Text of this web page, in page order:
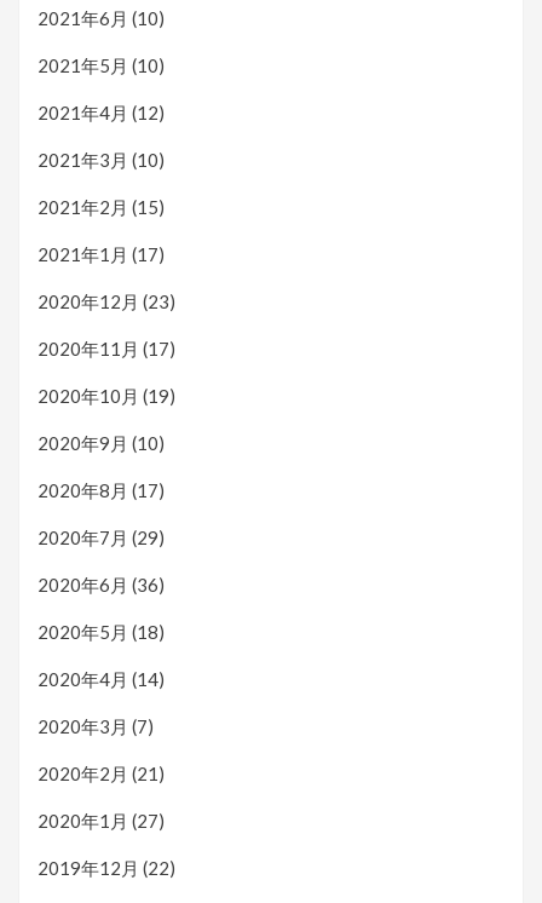
2021年6月 (10)
2021年5月 (10)
2021年4月 (12)
2021年3月 (10)
2021年2月 (15)
2021年1月 (17)
2020年12月 (23)
2020年11月 (17)
2020年10月 (19)
2020年9月 (10)
2020年8月 (17)
2020年7月 (29)
2020年6月 (36)
2020年5月 (18)
2020年4月 (14)
2020年3月 (7)
2020年2月 (21)
2020年1月 (27)
2019年12月 (22)